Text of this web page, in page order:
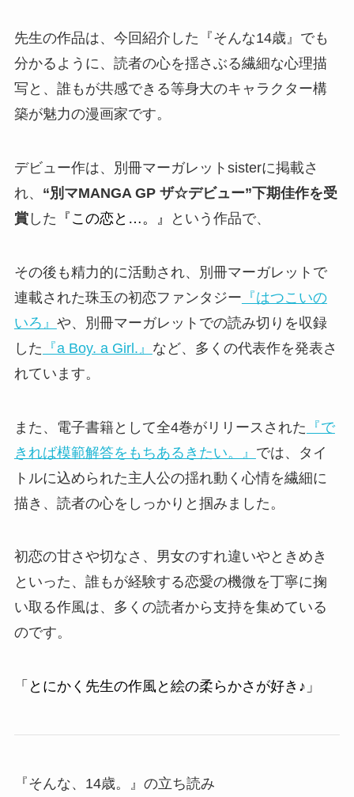
先生の作品は、今回紹介した『そんな14歳』でも
分かるように、読者の心を揺さぶる繊細な心理描
写と、誰もが共感できる等身大のキャラクター構
築が魅力の漫画家です。
デビュー作は、別冊マーガレットsisterに掲載さ
れ、 “別マMANGA GP ザ☆デビュー”下期佳作を受
賞した 『この恋と…。』 という作品で、
その後も精力的に活動され、別冊マーガレットで
連載された珠玉の初恋ファンタジー 『はつこいの
いろ』 や、 別冊マーガレット での読み切りを収録
した 『a Boy. a Girl.』 など、多くの代表作を発表さ
れています。
また、電子書籍として全4巻がリリースされた 『で
きれば模範解答をもちあるきたい。』 では、タイ
トルに込められた主人公の揺れ動く心情を繊細に
描き、読者の心をしっかりと掴みました。
初恋の甘さや切なさ、男女のすれ違いやときめき
といった、誰もが経験する恋愛の機微を丁寧に掬
い取る作風は、多くの読者から支持を集めている
のです。
「とにかく先生の作風と絵の柔らかさが好き♪」
『そんな、14歳。』の立ち読み